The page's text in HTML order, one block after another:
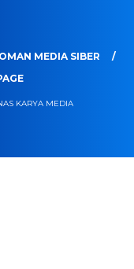
MEDIA SIBER
KARYA MEDIA